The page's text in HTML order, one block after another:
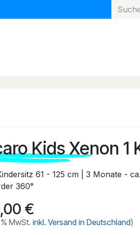
Kids Xenon 1
61 - 125 cm | 3 Monate -
360°
€
MwSt. inkl. Versand in Deutschland)